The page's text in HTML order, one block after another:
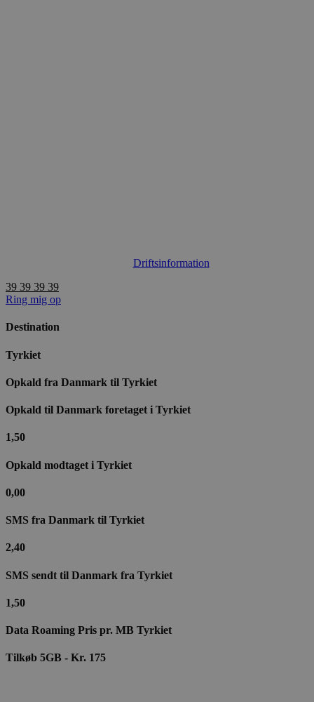
Driftsinformation
39 39 39 39
Ring mig op
Destination
Tyrkiet
Opkald fra Danmark til​ Tyrkiet
Opkald til Danmark foretaget i Tyrkiet
1,50
Opkald modtaget i Tyrkiet
0,00
SMS fra Danmark til Tyrkiet
2,40
SMS sendt til Danmark fra Tyrkiet
1,50
Data Roaming Pris pr. MB Tyrkiet
Tilkøb 5GB - Kr. 175